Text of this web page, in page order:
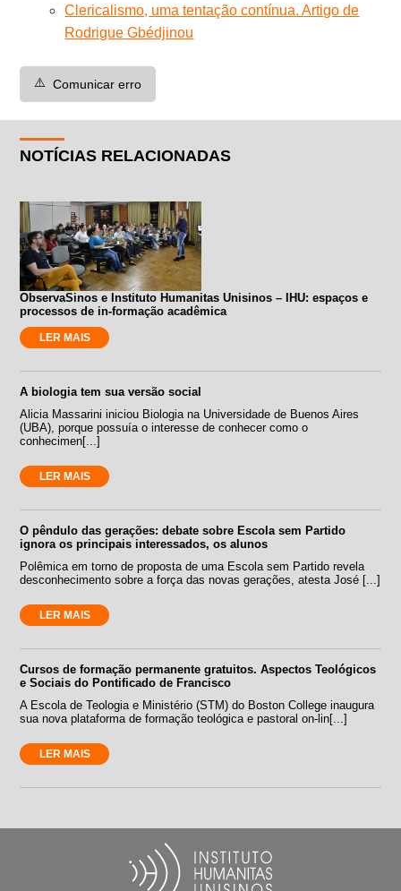
Clericalismo, uma tentação contínua. Artigo de
Rodrigue Gbédjinou
⚠️ Comunicar erro
NOTÍCIAS RELACIONADAS
ObservaSinos e Instituto Humanitas Unisinos – IHU: espaços e
processos de in-formação acadêmica
LER MAIS
A biologia tem sua versão social
Alicia Massarini iniciou Biologia na Universidade de Buenos Aires
(UBA), porque possuía o interesse de conhecer como o
conhecimen[...]
LER MAIS
O pêndulo das gerações: debate sobre Escola sem Partido
ignora os principais interessados, os alunos
Polêmica em torno de proposta de uma Escola sem Partido revela
desconhecimento sobre a força das novas gerações, atesta José [...]
LER MAIS
Cursos de formação permanente gratuitos. Aspectos Teológicos
e Sociais do Pontificado de Francisco
A Escola de Teologia e Ministério (STM) do Boston College inaugura
sua nova plataforma de formação teológica e pastoral on-lin[...]
LER MAIS